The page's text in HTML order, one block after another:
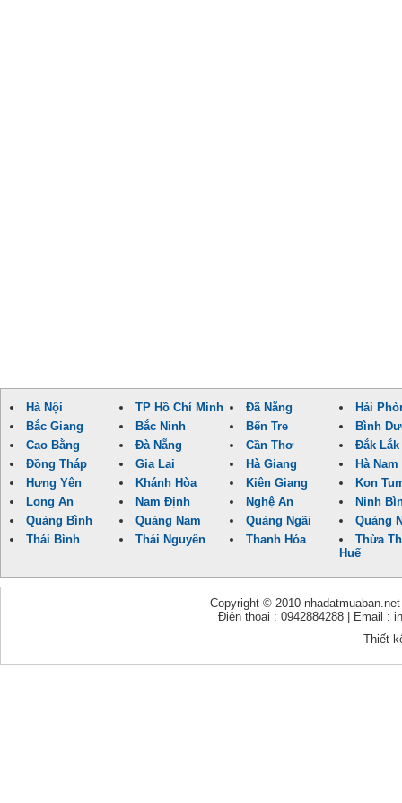
Hà Nội TP Hồ Chí Minh Đã Nẵng
Hải
Bắc Giang
Bắc Ninh Bến Tre
Bình
Cao Bằng
Đà Nẵng Cần Thơ
Đắk Lắk
Đồng Tháp
Gia Lai Hà Giang
Hà Nam
Hưng Yên
Khánh Hòa Kiên Giang
Kon
Long An
Nam Định Nghệ An
Ninh
Quảng Bình
Quảng Nam Quảng Ngãi
Quảng
Thái Bình
Thái Nguyên Thanh Hóa
Thừa
Huế
Copyright © 2010
Điện thoại : 0942884288 | Email :
Thiết